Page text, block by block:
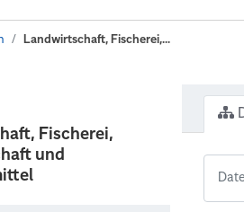
Landwirtschaft, Fischerei,...
Fischerei,
und